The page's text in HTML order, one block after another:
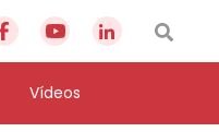
Vídeos